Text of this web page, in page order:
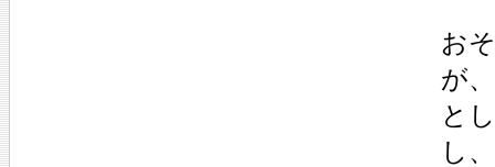
お
が
と
し